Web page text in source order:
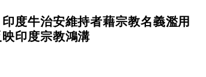
落地
半島
印度牛治安維持者藉宗教名義濫用
印度宗教鴻溝